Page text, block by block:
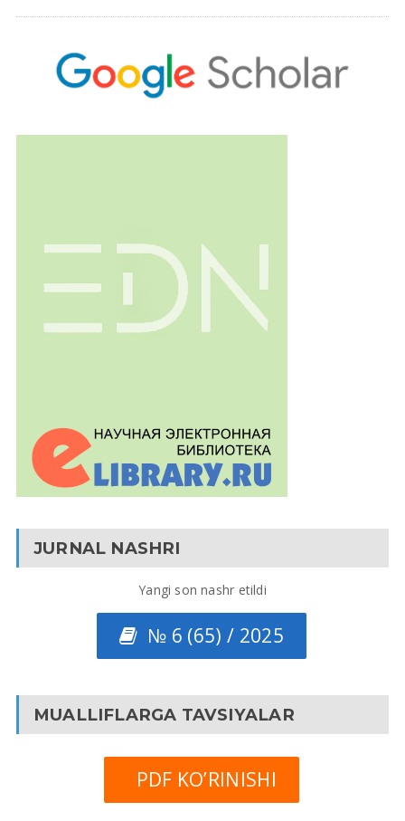
JURNAL NASHRI
Yangi son nashr etildi
№ 6 (65) / 2025
MUALLIFLARGA TAVSIYALAR
PDF KO’RINISHI